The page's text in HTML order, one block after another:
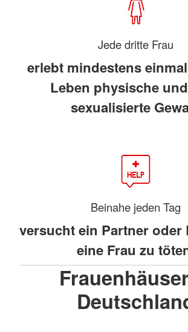
Jede dritte Frau
erlebt mindestens
Leben physische
sexualisierte
Beinahe jeden Tag
versucht ein Partner oder
eine Frau zu